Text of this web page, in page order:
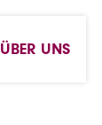
ÜBER UNS